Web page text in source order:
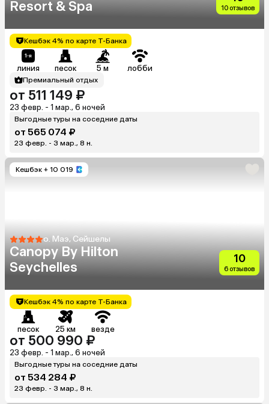
Resort & Spa 10 отзывов
Кешбэк 4% по карте Т-Банка
линия песок 5 м лобби
Премиальный отдых
от 511 149 ₽
23 февр. - 1 мар., 6 ночей
Выгодные туры на соседние даты
от 565 074 ₽
23 февр. - 3 мар., 8 н.
Кешбэк + 10 019
о. Маэ, Сейшелы
Canopy By Hilton
Seychelles
10
6 отзывов
Кешбэк 4% по карте Т-Банка
песок 25 км везде
от 500 990 ₽
23 февр. - 1 мар., 6 ночей
Выгодные туры на соседние даты
от 534 284 ₽
23 февр. - 3 мар., 8 н.